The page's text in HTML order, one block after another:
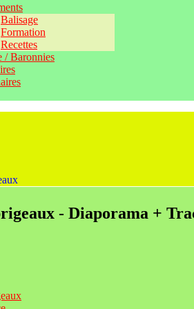
Balisage
Formation
Recettes
/ Baronnies
- Diaporama +